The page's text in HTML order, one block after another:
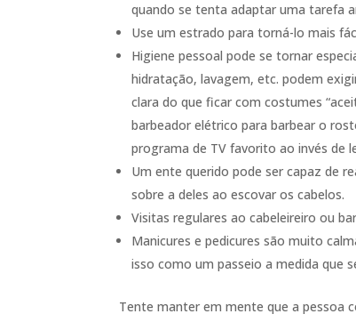
quando se tenta adaptar uma tarefa
Use um estrado para torná-lo mais
Higiene pessoal pode se tornar
hidratação, lavagem, etc. podem
clara do que ficar com costumes
barbeador elétrico para barbear o
programa de TV favorito ao invés de
Um ente querido pode ser capaz de
sobre a deles ao escovar os cabelos.
Visitas regulares ao cabeleireiro ou
Manicures e pedicures são muito
isso como um passeio a medida que
Tente manter em mente que a pessoa